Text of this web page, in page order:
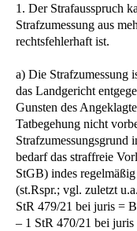
1. Der Strafausspruch
Strafzumessung aus
rechtsfehlerhaft ist.
a) Die Strafzumessung
das Landgericht
Gunsten des
Tatbegehung nicht
Strafzumessungsgrund
bedarf das straffreie
StGB) indes
(st.Rspr.; vgl. zuletzt
StR 479/21 bei juris =
– 1 StR 470/21 bei